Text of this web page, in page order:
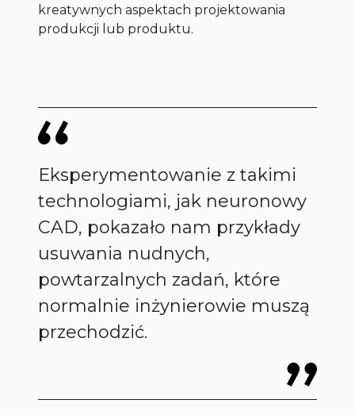
kreatywnych aspektach projektowania
produkcji lub produktu.
Eksperymentowanie z takimi
technologiami, jak neuronowy
CAD, pokazało nam przykłady
usuwania nudnych,
powtarzalnych zadań, które
normalnie inżynierowie muszą
przechodzić.